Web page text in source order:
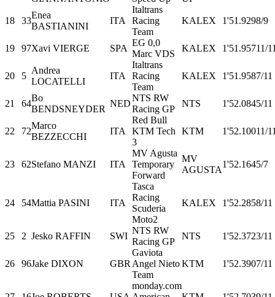
18 33
Enea
BASTIANINI
ITA
Italtrans
Racing
Team
KALEX 1'51.9298/9
19 97Xavi VIERGE SPA
EG 0,0
Marc VDS
KALEX 1'51.95711/
20 5
Andrea
LOCATELLI
ITA
Italtrans
Racing
Team
KALEX 1'51.9587/11
21 64
Bo
BENDSNEYDER
NED
NTS RW
Racing GP
NTS 1'52.0845/11
22 72
Marco
BEZZECCHI
ITA
Red Bull
KTM Tech
3
KTM 1'52.10011/
23 62Stefano MANZI ITA
MV Agusta
Temporary
Forward
MV
AGUSTA
1'52.1645/7
24 54Mattia PASINI ITA
Tasca
Racing
Scuderia
Moto2
KALEX 1'52.2858/11
25 2 Jesko RAFFIN SWI
NTS RW
Racing GP
NTS 1'52.3723/11
26 96Jake DIXON GBR
Gaviota
Angel Nieto
Team
KTM 1'52.3907/11
monday.com